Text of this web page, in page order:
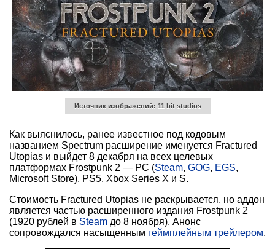
Источник изображений: 11 bit studios
Как выяснилось, ранее известное под кодовым
названием Spectrum расширение именуется Fractured
Utopias и выйдет 8 декабря на всех целевых
платформах Frostpunk 2 — PC (Steam, GOG, EGS,
Microsoft Store), PS5, Xbox Series X и S.
Стоимость Fractured Utopias не раскрывается, но аддон
является частью расширенного издания Frostpunk 2
(1920 рублей в Steam до 8 ноября). Анонс
сопровождался насыщенным геймплейным трейлером.